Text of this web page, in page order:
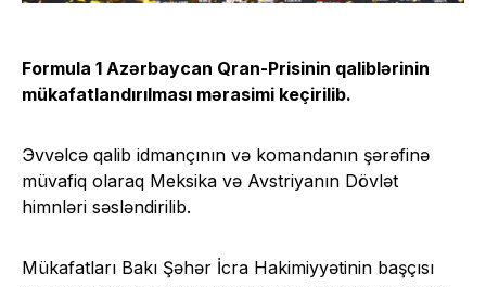
Formula 1 Azərbaycan Qran-Prisinin qaliblərinin
mükafatlandırılması mərasimi keçirilib.
Эvvəlcə qalib idmançının və komandanın şərəfinə
müvafiq olaraq Meksika və Avstriyanın Dövlət
himnləri səsləndirilib.
Mükafatları Bakı Şəhər İcra Hakimiyyətinin başçısı